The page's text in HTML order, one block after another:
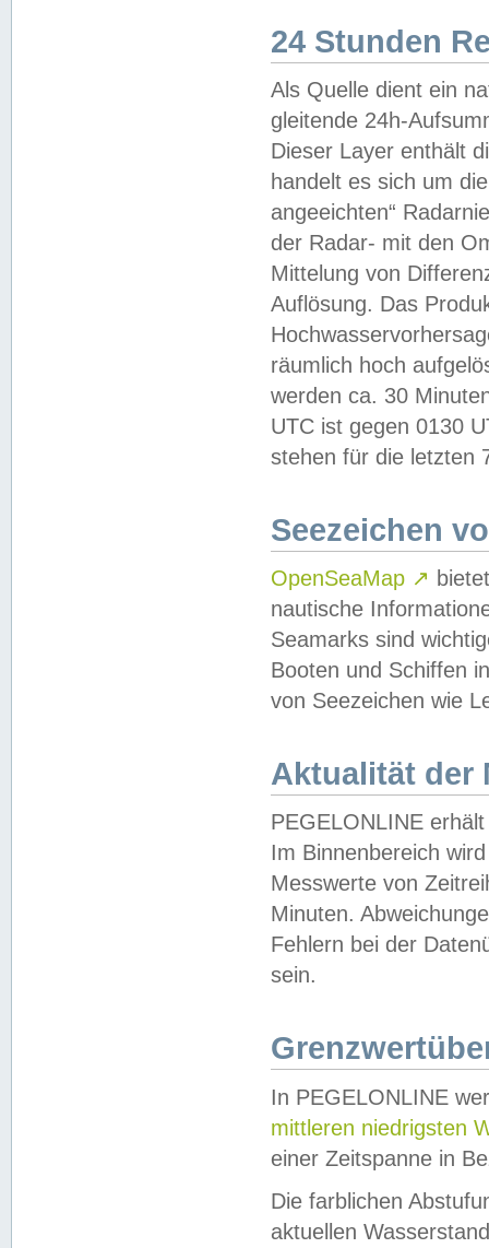
24 Stunden
Als Quelle dient ein
gleitende 24h-
Dieser Layer enthält
handelt es sich um
angeeichten“
der Radar- mit den
Mittelung von
Auflösung. Das
räumlich hoch
werden ca. 30
UTC ist gegen 0130
stehen für die letzten
Seezeichen
OpenSeaMap ↗
nautische
Seamarks sind
Booten und Schiffen
von Seezeichen wie
Aktualität der
PEGELONLINE
Im Binnenbereich
Messwerte von
Minuten.
Fehlern bei der
sein.
In PEGELONLINE
mittleren niedrigsten
einer Zeitspanne in
Die farblichen
aktuellen